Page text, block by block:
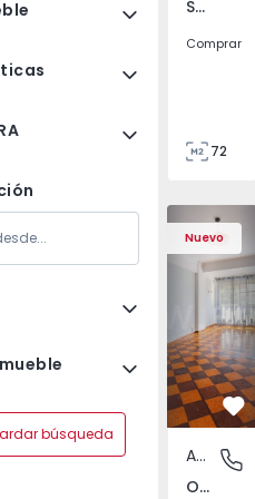
búsqueda
São Tomé do Castelo e Justes, Vila Real
Comprar
72
Nuevo
Apartamento T5
Olivais,
Apartamento
Olivais, Lisboa